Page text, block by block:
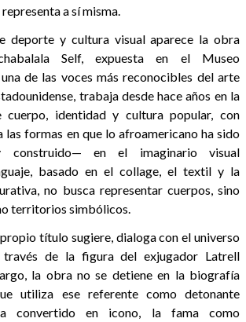
a sí misma.
deporte y cultura visual aparece la obra
Self, expuesta en el Museo
una de las voces más reconocibles del arte
trabaja desde hace años en la
cuerpo, identidad y cultura popular, con
las formas en que lo afroamericano ha sido
construido— en el imaginario visual
basado en el collage, el textil y la
no busca representar cuerpos, sino
territorios simbólicos.
título sugiere, dialoga con el universo
de la figura del exjugador Latrell
la obra no se detiene en la biografía
utiliza ese referente como detonante
convertido en icono, la fama como